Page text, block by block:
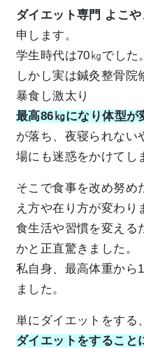
ダイエット専門 よこ
申します。
学生時代は70㎏でした。
しかし実は鍼灸整骨院
暴食し激太り
最高86㎏になり体型が
が落ち、夜寝られない
場にも迷惑をかけてし
そこで食事を改め努め
え方や在り方が変わり
食生活や習慣を変える
かと正直驚きました。
私自身、最高体重から
ました。
単にダイエットをする
ダイエットをすること